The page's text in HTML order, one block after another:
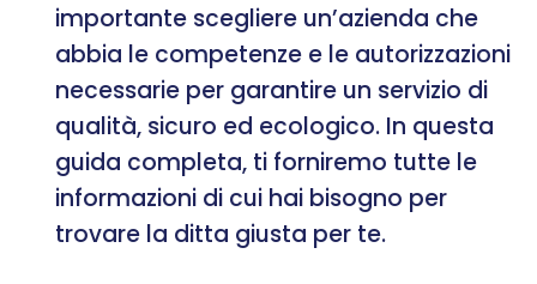
importante scegliere un’azienda che
abbia le competenze e le autorizzazioni
necessarie per garantire un servizio di
qualità, sicuro ed ecologico. In questa
guida completa, ti forniremo tutte le
informazioni di cui hai bisogno per
trovare la ditta giusta per te.